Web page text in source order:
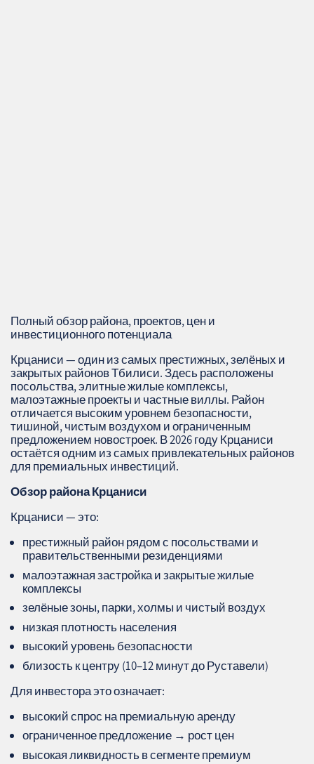
Полный обзор района, проектов, цен и
инвестиционного потенциала
Крцаниси — один из самых престижных, зелёных и
закрытых районов Тбилиси. Здесь расположены
посольства, элитные жилые комплексы,
малоэтажные проекты и частные виллы. Район
отличается высоким уровнем безопасности,
тишиной, чистым воздухом и ограниченным
предложением новостроек. В 2026 году Крцаниси
остаётся одним из самых привлекательных районов
для премиальных инвестиций.
Обзор района Крцаниси
Крцаниси — это:
престижный район рядом с посольствами и
правительственными резиденциями
малоэтажная застройка и закрытые жилые
комплексы
зелёные зоны, парки, холмы и чистый воздух
низкая плотность населения
высокий уровень безопасности
близость к центру (10–12 минут до Руставели)
Для инвестора это означает:
высокий спрос на премиальную аренду
ограниченное предложение → рост цен
высокая ликвидность в сегменте премиум